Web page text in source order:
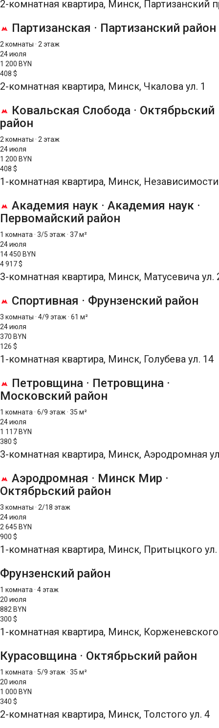
2-комнатная квартира, Минск, Партизанский
Партизанская · Партизанский район
2 комнаты · 2 этаж
24 июля
1 200 BYN
408 $
2-комнатная квартира, Минск, Чкалова ул. 1
Ковальская Слобода · Октябрьский
район
2 комнаты · 2 этаж
24 июля
1 200 BYN
408 $
1-комнатная квартира, Минск,
Академия наук · Академия наук ·
Первомайский район
1 комната · 3/5 этаж · 37 м²
24 июля
14 450 BYN
4 917 $
3-комнатная квартира, Минск, Матусевича ул.
Спортивная · Фрунзенский район
3 комнаты · 4/9 этаж · 61 м²
24 июля
370 BYN
126 $
1-комнатная квартира, Минск, Голубева ул. 14
Петровщина · Петровщина ·
Московский район
1 комната · 6/9 этаж · 35 м²
24 июля
1 117 BYN
380 $
3-комнатная квартира, Минск, Аэродромная
Аэродромная · Минск Мир ·
Октябрьский район
3 комнаты · 2/18 этаж
24 июля
2 645 BYN
900 $
1-комнатная квартира, Минск, Притыцкого ул.
Фрунзенский район
1 комната · 4 этаж
20 июля
882 BYN
300 $
1-комнатная квартира, Минск, Корженевского
Курасовщина · Октябрьский район
1 комната · 5/9 этаж · 35 м²
20 июля
1 000 BYN
340 $
2-комнатная квартира, Минск, Толстого ул. 4